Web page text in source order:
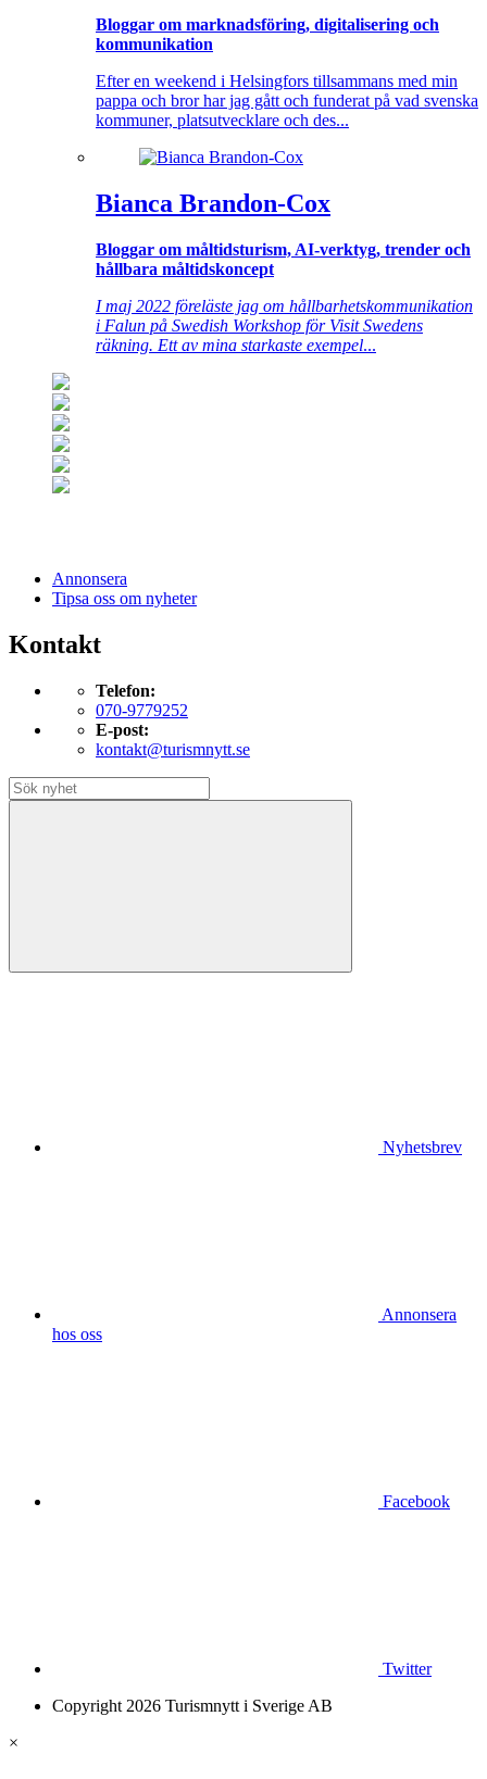
Bloggar om marknadsföring, digitalisering och
kommunikation
Efter en weekend i Helsingfors tillsammans med min
pappa och bror har jag gått och funderat på vad svenska
kommuner, platsutvecklare och des...
Bianca Brandon-Cox
Bloggar om måltidsturism, AI-verktyg, trender och
hållbara måltidskoncept
I maj 2022 föreläste jag om hållbarhetskommunikation
i Falun på Swedish Workshop för Visit Swedens
räkning. Ett av mina starkaste exempel...
Annonsera
Tipsa oss om nyheter
Kontakt
Telefon:
070-9779252
E-post:
kontakt@turismnytt.se
Nyhetsbrev
Annonsera
hos oss
Facebook
Twitter
Copyright 2026 Turismnytt i Sverige AB
×